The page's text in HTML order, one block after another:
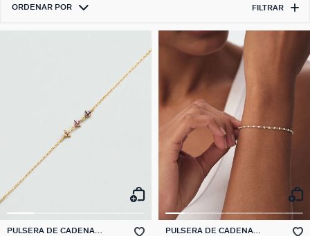
ORDENAR POR FILTRAR
PULSERA DE CADENA
PULSERA DE CADENA